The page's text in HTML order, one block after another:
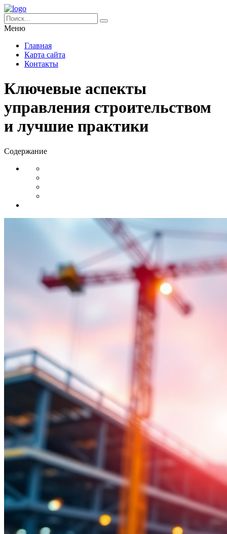
Меню
Главная
Карта сайта
Контакты
Ключевые аспекты
управления строительством
и лучшие практики
Содержание